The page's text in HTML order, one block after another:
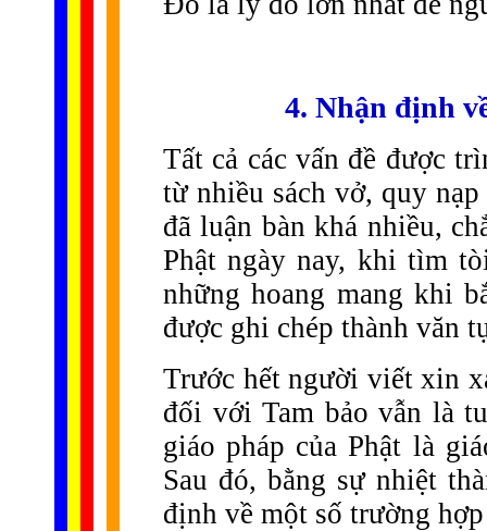
4. Nhận định
Tất cả các vấn đề được
từ nhiều sách vở, quy
đã luận bàn khá nhiều,
Phật ngày nay, khi tìm
những hoang mang khi
được ghi chép thành văn
Trước hết người viết xin
đối với Tam bảo vẫn là
giáo pháp của Phật là
Sau đó, bằng sự nhiệt
định về một số trường